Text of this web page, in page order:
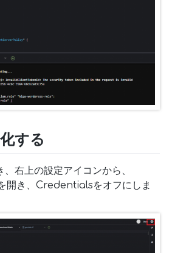
する
右上の設定アイコンから、
開き、Credentialsをオフにしま